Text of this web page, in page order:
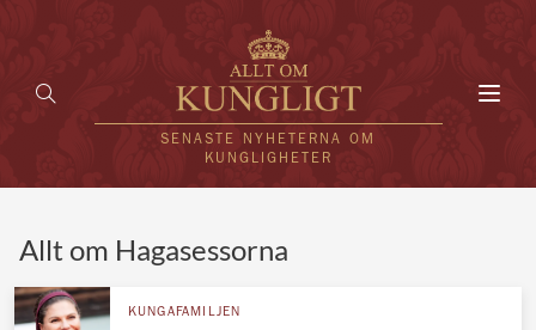
SENASTE NYHETERNA OM
KUNGLIGHETER
Allt om Hagasessorna
KUNGAFAMILJEN